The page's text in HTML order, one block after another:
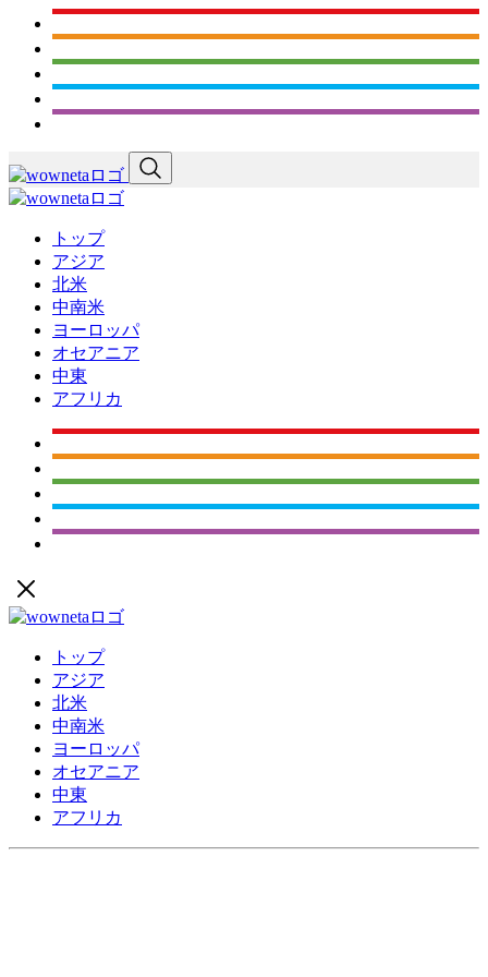
トップ
アジア
北米
中南米
ヨーロッパ
オセアニア
中東
アフリカ
トップ
アジア
北米
中南米
ヨーロッパ
オセアニア
中東
アフリカ